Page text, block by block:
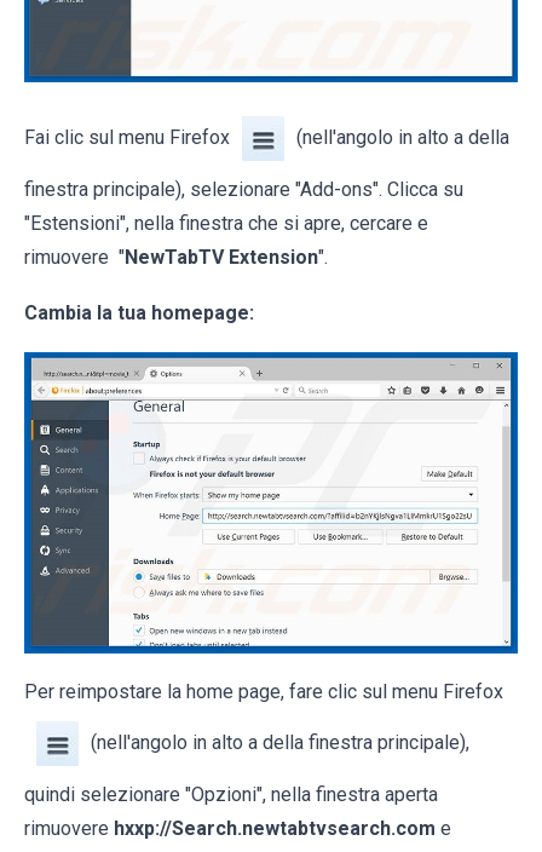
Fai clic sul menu Firefox (nell'angolo in alto a della
finestra principale), selezionare "Add-ons". Clicca su
"Estensioni", nella finestra che si apre, cercare e
rimuovere "NewTabTV Extension".
Cambia la tua homepage:
Per reimpostare la home page, fare clic sul menu Firefox
(nell'angolo in alto a della finestra principale),
quindi selezionare "Opzioni", nella finestra aperta
rimuovere hxxp://Search.newtabtvsearch.com e